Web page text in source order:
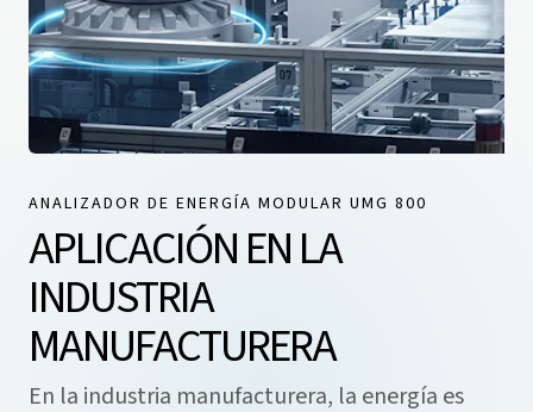
ANALIZADOR DE ENERGÍA MODULAR UMG 800
APLICACIÓN EN LA
INDUSTRIA
MANUFACTURERA
En la industria manufacturera, la energía es